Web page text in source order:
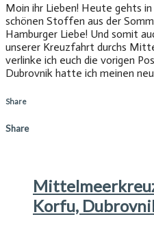
Moin ihr Lieben! Heute gehts
schönen Stoffen aus der
Hamburger Liebe! Und somit
unserer Kreuzfahrt durchs
verlinke ich euch die vorigen
Dubrovnik hatte ich meinen
Share
Share
Korfu,